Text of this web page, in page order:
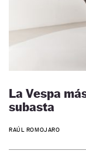
La Vespa
subasta
RAÚL ROMOJARO